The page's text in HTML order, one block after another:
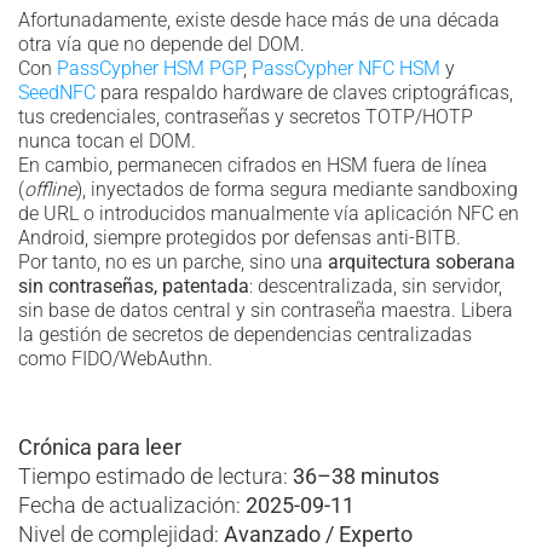
Afortunadamente, existe desde hace más de una década
otra vía que no depende del DOM.
Con PassCypher HSM PGP, PassCypher NFC HSM y
SeedNFC para respaldo hardware de claves criptográficas,
tus credenciales, contraseñas y secretos TOTP/HOTP
nunca tocan el DOM.
En cambio, permanecen cifrados en HSM fuera de línea
(offline), inyectados de forma segura mediante sandboxing
de URL o introducidos manualmente vía aplicación NFC en
Android, siempre protegidos por defensas anti-BITB.
Por tanto, no es un parche, sino una arquitectura soberana
sin contraseñas, patentada: descentralizada, sin servidor,
sin base de datos central y sin contraseña maestra. Libera
la gestión de secretos de dependencias centralizadas
como FIDO/WebAuthn.
Crónica para leer
Tiempo estimado de lectura: 36–38 minutos
Fecha de actualización: 2025-09-11
Nivel de complejidad: Avanzado / Experto